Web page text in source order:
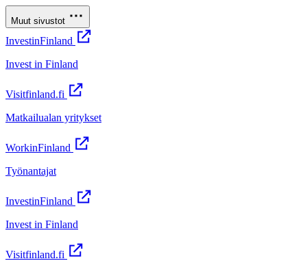
Muut sivustot
InvestinFinland
Invest in Finland
Visitfinland.fi
Matkailualan yritykset
WorkinFinland
Työnantajat
InvestinFinland
Invest in Finland
Visitfinland.fi